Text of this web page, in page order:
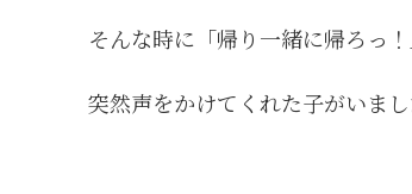
そんな時に「帰り一緒に帰ろっ！
突然声をかけてくれた子がいまし